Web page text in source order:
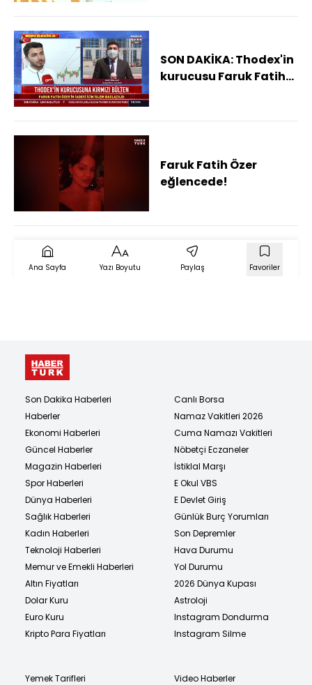
SON DAKİKA: Thodex'in
kurucusu Faruk Fatih
Faruk Fatih Özer
eğlencede!
Ana Sayfa Yazı Boyutu Paylaş Favoriler
Son Dakika Haberleri
Haberler
Ekonomi Haberleri
Güncel Haberler
Magazin Haberleri
Spor Haberleri
Dünya Haberleri
Sağlık Haberleri
Kadın Haberleri
Teknoloji Haberleri
Memur ve Emekli Haberleri
Altın Fiyatları
Dolar Kuru
Euro Kuru
Kripto Para Fiyatları
Canlı Borsa
Namaz Vakitleri 2026
Cuma Namazı Vakitleri
Nöbetçi Eczaneler
İstiklal Marşı
E Okul VBS
E Devlet Giriş
Günlük Burç Yorumları
Son Depremler
Hava Durumu
Yol Durumu
2026 Dünya Kupası
Astroloji
Instagram Dondurma
Instagram Silme
Yemek Tarifleri
Video Haberler